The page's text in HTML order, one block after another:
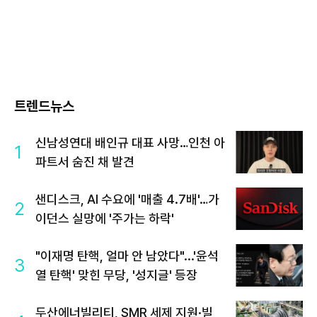
트렌드뉴스
1
신남성연대 배인규 대표 사망…인천 아
파트서 숨진 채 발견
2
샌디스크, AI 수요에 '매출 4.7배'…가
이던스 실망에 '주가는 하락'
3
"이재명 탄핵, 얼마 안 남았다"...'윤석
열 탄핵' 맞힌 무당, '성지글' 등장
두산에너빌리티, SMR 세제 지원·빌